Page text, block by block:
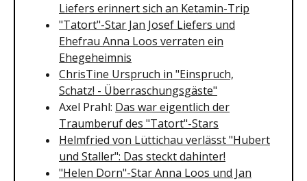
Liefers erinnert sich an Ketamin-Trip
"Tatort"-Star Jan Josef Liefers und
Ehefrau Anna Loos verraten ein
Ehegeheimnis
ChrisTine Urspruch in "Einspruch,
Schatz! - Überraschungsgäste"
Axel Prahl: Das war eigentlich der
Traumberuf des "Tatort"-Stars
Helmfried von Lüttichau verlässt "Hubert
und Staller": Das steckt dahinter!
"Helen Dorn"-Star Anna Loos und Jan